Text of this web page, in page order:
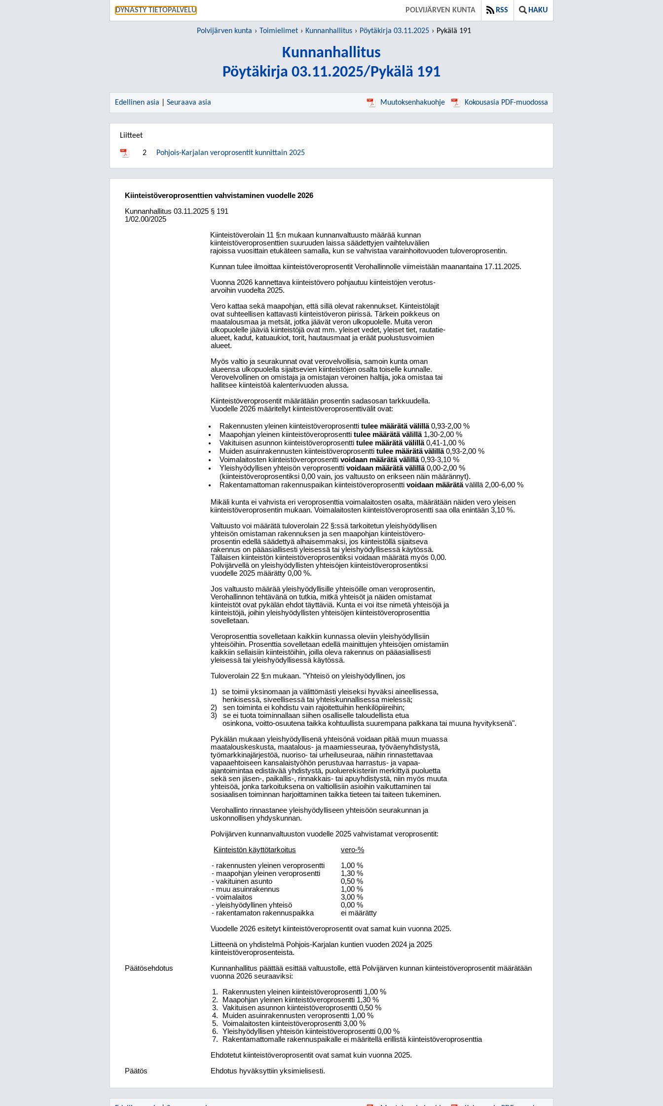
DYNASTY TIETOPALVELU POLVIJÄRVEN KUNTA RSS HAKU
Polvijärven kunta Toimielimet Kunnanhallitus Pöytäkirja 03.11.2025 Pykälä 191
Kunnanhallitus
Pöytäkirja 03.11.2025/Pykälä 191
Edellinen asia Seuraava asia Muutoksenhakuohje Kokousasia PDF-muodossa
Liitteet
2 Pohjois-Karjalan veroprosentit kunnittain 2025
Kiinteistöveroprosenttien vahvistaminen vuodelle 2026
Kunnanhallitus 03.11.2025 § 191
1/02.00/2025
Kiinteistöverolain 11 §:n mukaan kunnanvaltuusto määrää kunnan
kiinteistöveroprosenttien suuruuden laissa säädettyjen vaihteluvälien
rajoissa vuosittain etukäteen samalla, kun se vahvistaa varainhoitovuoden tuloveroprosentin.
Kunnan tulee ilmoittaa kiinteistöveroprosentit Verohallinnolle viimeistään maanantaina 17.11.2025.
Vuonna 2026 kannettava kiinteistövero pohjautuu kiinteistöjen verotus-
arvoihin vuodelta 2025.
Vero kattaa sekä maapohjan, että sillä olevat rakennukset. Kiinteistölajit
ovat suhteellisen kattavasti kiinteistöveron piirissä. Tärkein poikkeus on
maatalousmaa ja metsät, jotka jäävät veron ulkopuolelle. Muita veron
ulkopuolelle jääviä kiinteistöjä ovat mm. yleiset vedet, yleiset tiet, rautatie-
alueet, kadut, katuaukiot, torit, hautausmaat ja eräät puolustusvoimien
alueet.
Myös valtio ja seurakunnat ovat verovelvollisia, samoin kunta oman
alueensa ulkopuolella sijaitsevien kiinteistöjen osalta toiselle kunnalle.
Verovelvollinen on omistaja ja omistajan veroinen haltija, joka omistaa tai
hallitsee kiinteistöä kalenterivuoden alussa.
Kiinteistöveroprosentit määrätään prosentin sadasosan tarkkuudella.
Vuodelle 2026 määritellyt kiinteistöveroprosenttivälit ovat:
Rakennusten yleinen kiinteistöveroprosentti tulee määrätä välillä 0,93-2,00 %
Maapohjan yleinen kiinteistöveroprosentti tulee määrätä välillä 1,30-2,00 %
Vakituisen asunnon kiinteistöveroprosentti tulee määrätä välillä 0,41-1,00 %
Muiden asuinrakennusten kiinteistöveroprosentti tulee määrätävälillä 0,93-2,00 %
Voimalaitosten kiinteistöveroprosentti voidaan määrätä välillä 0,93-3,10 %
Yleishyödyllisen yhteisön veroprosentti voidaan määrätä välillä 0,00-2,00 %
(kiinteistöveroprosentiksi 0,00 vain, jos valtuusto on erikseen näin määrännyt).
Rakentamattoman rakennuspaikan kiinteistöveroprosentti voidaan määrätä välillä 2,00-6,00 %
Mikäli kunta ei vahvista eri veroprosenttia voimalaitosten osalta, määrätään näiden vero yleisen
kiinteistöveroprosentin mukaan. Voimalaitosten kiinteistöveroprosentti saa olla enintään 3,10 %.
Valtuusto voi määrätä tuloverolain 22 §:ssä tarkoitetun yleishyödyllisen
yhteisön omistaman rakennuksen ja sen maapohjan kiinteistövero-
prosentin edellä säädettyä alhaisemmaksi, jos kiinteistöllä sijaitseva
rakennus on pääasiallisesti yleisessä tai yleishyödyllisessä käytössä.
Tällaisen kiinteistön kiinteistöveroprosentiksi voidaan määrätä myös 0,00.
Polvijärvellä on yleishyödyllisten yhteisöjen kiinteistöveroprosentiksi
vuodelle 2025 määrätty 0,00 %.
Jos valtuusto määrää yleishyödyllisille yhteisöille oman veroprosentin,
Verohallinnon tehtävänä on tutkia, mitkä yhteisöt ja näiden omistamat
kiinteistöt ovat pykälän ehdot täyttäviä. Kunta ei voi itse nimetä yhteisöjä ja
kiinteistöjä, joihin yleishyödyllisten yhteisöjen kiinteistöveroprosenttia
sovelletaan.
Veroprosenttia sovelletaan kaikkiin kunnassa oleviin yleishyödyllisiin
yhteisöihin. Prosenttia sovelletaan edellä mainittujen yhteisöjen omistamiin
kaikkiin sellaisiin kiinteistöihin, joilla oleva rakennus on pääasiallisesti
yleisessä tai yleishyödyllisessä käytössä.
Tuloverolain 22 §:n mukaan. "Yhteisö on yleishyödyllinen, jos
1)
se toimii yksinomaan ja välittömästi yleiseksi hyväksi aineellisessa,
henkisessä, siveellisessä tai yhteiskunnallisessa mielessä;
2)
sen toiminta ei kohdistu vain rajoitettuihin henkilöpiireihin;
3)
se ei tuota toiminnallaan siihen osalliselle taloudellista etua
osinkona, voitto-osuutena taikka kohtuullista suurempana palkkana tai muuna hyvityksenä".
Pykälän mukaan yleishyödyllisenä yhteisönä voidaan pitää muun muassa
maatalouskeskusta, maatalous- ja maamiesseuraa, työväenyhdistystä,
työmarkkinajärjestöä, nuoriso- tai urheiluseuraa, näihin rinnastettavaa
vapaaehtoiseen kansalaistyöhön perustuvaa harrastus- ja vapaa-
ajantoimintaa edistävää yhdistystä, puoluerekisteriin merkittyä puoluetta
sekä sen jäsen-, paikallis-, rinnakkais- tai apuyhdistystä, niin myös muuta
yhteisöä, jonka tarkoituksena on valtiollisiin asioihin vaikuttaminen tai
sosiaalisen toiminnan harjoittaminen taikka tieteen tai taiteen tukeminen.
Verohallinto rinnastanee yleishyödylliseen yhteisöön seurakunnan ja
uskonnollisen yhdyskunnan.
Polvijärven kunnanvaltuuston vuodelle 2025 vahvistamat veroprosentit:
Kiinteistön käyttötarkoitus
vero-%
- rakennusten yleinen veroprosentti
1,00 %
- maapohjan yleinen veroprosentti
1,30 %
- vakituinen asunto
0,50 %
- muu asuinrakennus
1,00 %
- voimalaitos
3,00 %
- yleishyödyllinen yhteisö
0,00 %
- rakentamaton rakennuspaikka
ei määrätty
Vuodelle 2026 esitetyt kiinteistöveroprosentit ovat samat kuin vuonna 2025.
Liitteenä on yhdistelmä Pohjois-Karjalan kuntien vuoden 2024 ja 2025
kiinteistöveroprosenteista.
Päätösehdotus
Kunnanhallitus päättää esittää valtuustolle, että Polvijärven kunnan kiinteistöveroprosentit määrätään
vuonna 2026 seuraaviksi:
Rakennusten yleinen kiinteistöveroprosentti 1,00 %
Maapohjan yleinen kiinteistöveroprosentti 1,30 %
Vakituisen asunnon kiinteistöveroprosentti 0,50 %
Muiden asuinrakennusten veroprosentti 1,00 %
Voimalaitosten kiinteistöveroprosentti 3,00 %
Yleishyödyllisen yhteisön kiinteistöveroprosentti 0,00 %
Rakentamattomalle rakennuspaikalle ei määritellä erillistä kiinteistöveroprosenttia
Ehdotetut kiinteistöveroprosentit ovat samat kuin vuonna 2025.
Päätös
Ehdotus hyväksyttiin yksimielisesti.